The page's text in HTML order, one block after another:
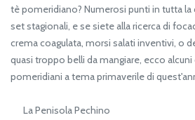
tè pomeridiano? Numerosi punti in tutta
set stagionali, e se siete alla ricerca di
crema coagulata, morsi salati inventivi, o
quasi troppo belli da mangiare, ecco
pomeridiani a tema primaverile di
La Penisola Pechino